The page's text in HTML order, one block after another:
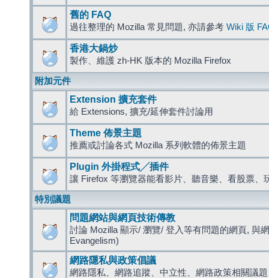
舊的 FAQ
過往整理的 Mozilla 常見問題, 亦請參考 Wiki 版
香港大鍋炒
製作、維護 zh-HK 版本的 Mozilla Firefox
附加元件
Extension 擴充套件
給 Extensions, 擴充/延伸套件討論用
Theme 佈景主題
推薦或討論各式 Mozilla 系列軟體的佈景主題
Plugin 外掛程式╱插件
讓 Firefox 等瀏覽器能看影片、聽音樂、看股票、
特別議題
問題網站與網頁技術傳教
討論 Mozilla 顯示/ 瀏覽/ 登入等有問題的網頁, 與
Evangelism)
網路隱私與政策倡議
網路隱私、網路追蹤、中立性、網路政策相關議題